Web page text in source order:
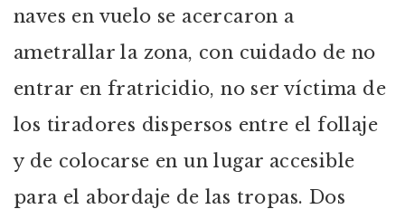
naves en vuelo se acercaron a
ametrallar la zona, con cuidado de no
entrar en fratricidio, no ser víctima de
los tiradores dispersos entre el follaje
y de colocarse en un lugar accesible
para el abordaje de las tropas. Dos